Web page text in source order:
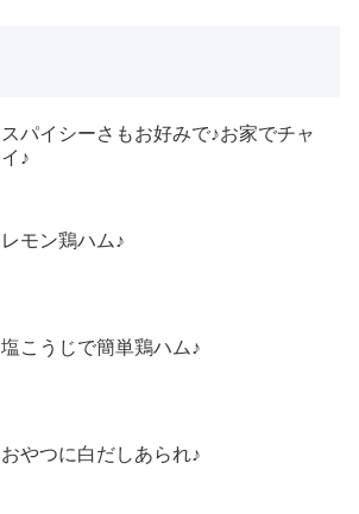
スパイシーさもお好みで♪お家でチャ
イ♪
レモン鶏ハム♪
塩こうじで簡単鶏ハム♪
おやつに白だしあられ♪